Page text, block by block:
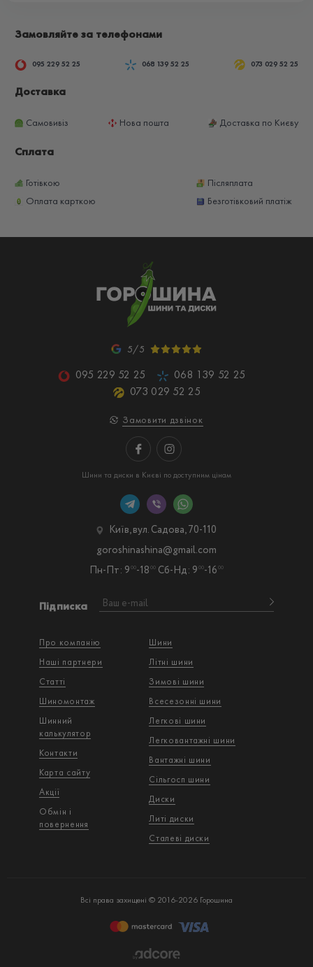
Замовляйте за телефонами
095 229 52 25 068 139 52 25 073 029 52 25
Доставка
Самовивіз Нова пошта Доставка по Києву
Сплата
Готівкою
Післяплата
Оплата карткою
Безготівковий платіж
5/5
095 229 52 25
068 139 52 25
073 029 52 25
Замовити дзвінок
Шини та диски в Києві по доступним цінам
Про компанію
Наші партнери
Статті
Шиномонтаж
Шинний
калькулятор
Контакти
Карта сайту
Акції
Обмін і
повернення
Шини
Літні шини
Зимові шини
Всесезонні шини
Легкові шини
Легковантажнi шини
Вантажнi шини
Сільгосп шини
Диски
Литі диски
Сталеві диски
Підписка
Київ, вул. Садова, 70-110
Пн-Пт: 9 00-18 00 Сб-Нд: 9 00-16 00
goroshinashina@gmail.com
Всі права захищені © 2016-2026 Горошина